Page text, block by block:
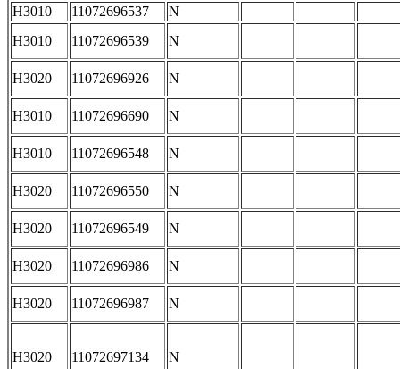
H3010 11072696537
N
H3010
11072696539 N
H3020 11072696926 N
H3010 11072696690 N
H3010 11072696548 N
H3020 11072696550 N
H3020 11072696549 N
H3020 11072696986 N
H3020 11072696987 N
H3020 11072697134 N